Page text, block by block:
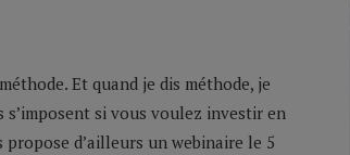
Et quand je dis méthode, je
s’imposent si vous voulez investir en
d’ailleurs un webinaire le 5